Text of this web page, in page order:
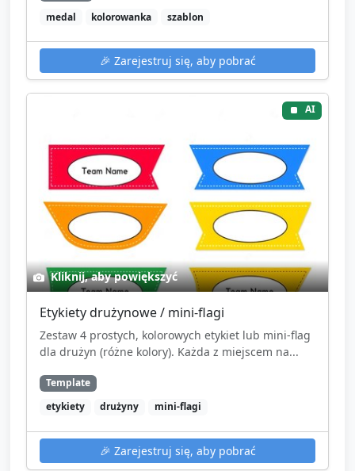
medal
kolorowanka szablon
🎉 Zarejestruj się, aby pobrać
AI
Kliknij, aby powiększyć
Etykiety drużynowe / mini-flagi
Zestaw 4 prostych, kolorowych etykiet lub mini‑flag
dla drużyn (różne kolory). Każda z miejscem na...
Template
etykiety
drużyny mini-flagi
🎉 Zarejestruj się, aby pobrać